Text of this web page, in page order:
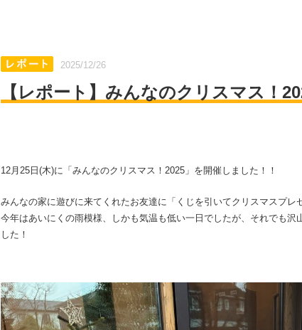
2025/12/26
【レポート】みんなのクリスマス！
12月25日(木)に「みんなのクリスマス！2025」を開催しました！！
みんなの家に遊びに来てくれたお友達に「くじを引いてクリスマスプレ
今年はあいにくの雨模様、しかも気温も低い一日でしたが、それでも沢
した！